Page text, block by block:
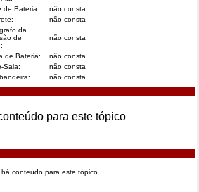
de Bateria:
não consta
não consta
da
de
não consta
de Bateria:
não consta
Sala:
não consta
não consta
para este tópico
há conteúdo para este tópico